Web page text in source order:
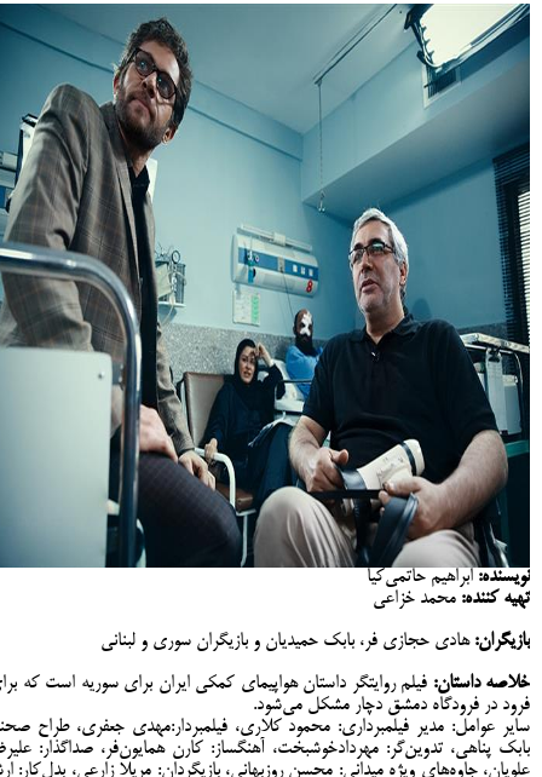
نویسنده: ابراهیم حاتمی‌کیا
تهیه کننده: محمد خزاعی
بازیگران: هادی حجازی فر، بابک حمیدیان و بازیگران سوری و لبنانی
خلاصه داستان: فیلم روایتگر داستان هواپیمای کمکی ایران برای سوریه است که
فرود در فرودگاه دمشق دچار مشکل می‌شود.
سایر عوامل: مدیر فیلمبرداری: محمود کلاری، فیلمبردار:مهدی جعفری، طراح
بابک پناهی، تدوین‌گر: مهردادخوشبخت، آهنگساز: کارن همایون‌فر، صداگذار:
علویان، جاوه‌های ویژه میدانی: محسن روزبهانی، بازیگردان: مریلا زارعی، بدل‌کار: